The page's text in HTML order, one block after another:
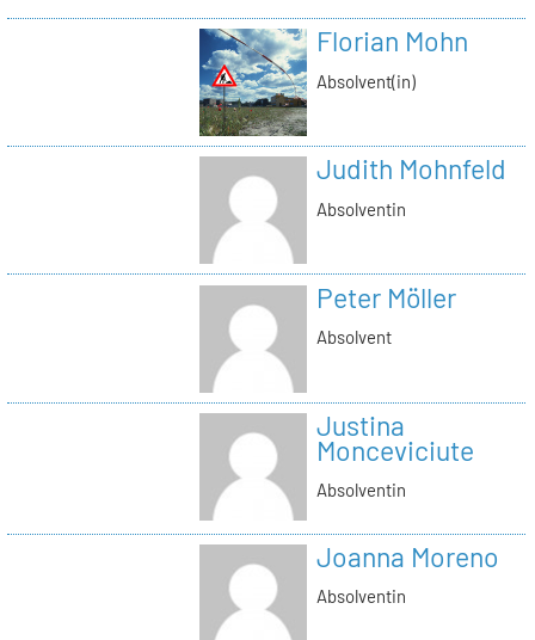
Florian Mohn
Absolvent(in)
Judith Mohnfeld
Absolventin
Peter Möller
Absolvent
Justina
Monceviciute
Absolventin
Joanna Moreno
Absolventin